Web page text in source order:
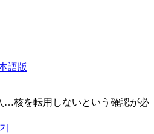
語版
…核を転用しないという確認が必